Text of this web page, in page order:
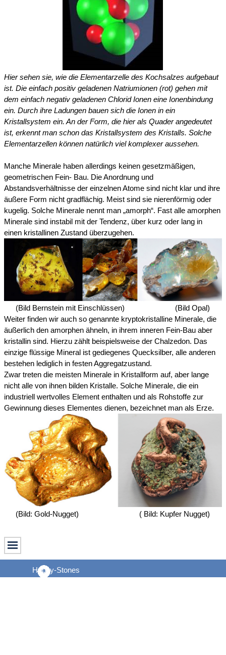
Hier sehen sie, wie die Elementarzelle des Kochsalzes aufgebaut
ist. Die einfach positiv geladenen Natriumionen (rot) gehen mit
dem einfach negativ geladenen Chlorid Ionen eine Ionenbindung
ein. Durch ihre Ladungen bauen sich die Ionen in ein
Kristallsystem ein. An der Form, die hier als Quader angedeutet
ist, erkennt man schon das Kristallsystem des Kristalls. Solche
Elementarzellen können natürlich viel komplexer aussehen.
Manche Minerale haben allerdings keinen gesetzmäßigen,
geometrischen Fein- Bau. Die Anordnung und
Abstandsverhältnisse der einzelnen Atome sind nicht klar und ihre
äußere Form nicht gradflächig. Meist sind sie nierenförmig oder
kugelig. Solche Minerale nennt man „amorph“. Fast alle amorphen
Minerale sind instabil mit der Tendenz, über kurz oder lang in
einen kristallinen Zustand überzugehen.
(Bild Bernstein mit Einschlüssen) (Bild Opal)
Weiter finden wir auch so genannte kryptokristalline Minerale, die
äußerlich den amorphen ähneln, in ihrem inneren Fein-Bau aber
kristallin sind. Hierzu zählt beispielsweise der Chalzedon. Das
einzige flüssige Mineral ist gediegenes Quecksilber, alle anderen
bestehen lediglich in festen Aggregatzustand.
Zwar treten die meisten Minerale in Kristallform auf, aber lange
nicht alle von ihnen bilden Kristalle. Solche Minerale, die ein
industriell wertvolles Element enthalten und als Rohstoffe zur
Gewinnung dieses Elementes dienen, bezeichnet man als Erze.
(Bild: Gold-Nugget) ( Bild: Kupfer Nugget)
Happy-Stones